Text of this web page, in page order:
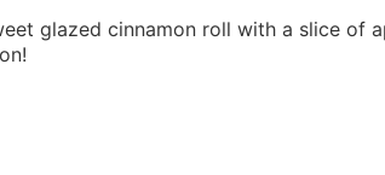
glazed cinnamon roll with a slice of